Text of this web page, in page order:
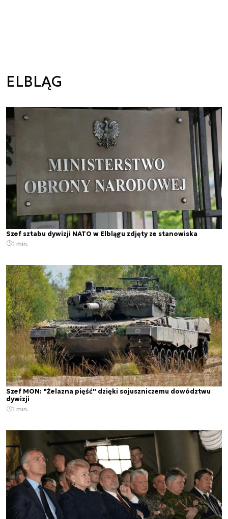
ELBLĄG
Szef sztabu dywizji NATO w Elblągu zdjęty ze stanowiska
1 min.
Szef MON: "Żelazna pięść" dzięki sojuszniczemu dowództwu
dywizji
1 min.